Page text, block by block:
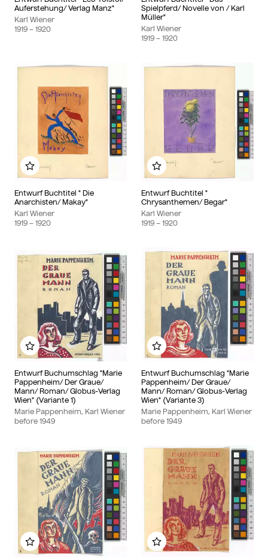
Auferstehung/ Verlag Manz"
Karl Wiener
1919 – 1920
Spielpferd/ Novelle von / Karl
Müller"
Karl Wiener
1919 – 1920
Entwurf Buchtitel " Die
Anarchisten/ Makay"
Karl Wiener
1919 – 1920
Add to my album
Entwurf Buchtitel "
Chrysanthemen/ Begar"
Karl Wiener
1919 – 1920
Add to my album
Entwurf Buchumschlag "Marie
Pappenheim/ Der Graue/
Mann/ Roman/ Globus-Verlag
Wien" (Variante 1)
Marie Pappenheim, Karl Wiener
before 1949
Add to my album
Entwurf Buchumschlag "Marie
Pappenheim/ Der Graue/
Mann/ Roman/ Globus-Verlag
Wien" (Variante 3)
Marie Pappenheim, Karl Wiener
before 1949
Add to my album
Add to my album Add to my album